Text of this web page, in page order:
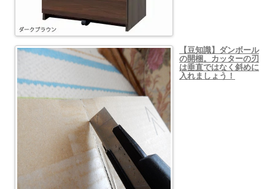
【豆知識】ダンボール
の開梱。カッターの刃
は垂直ではなく斜めに
入れましょう！